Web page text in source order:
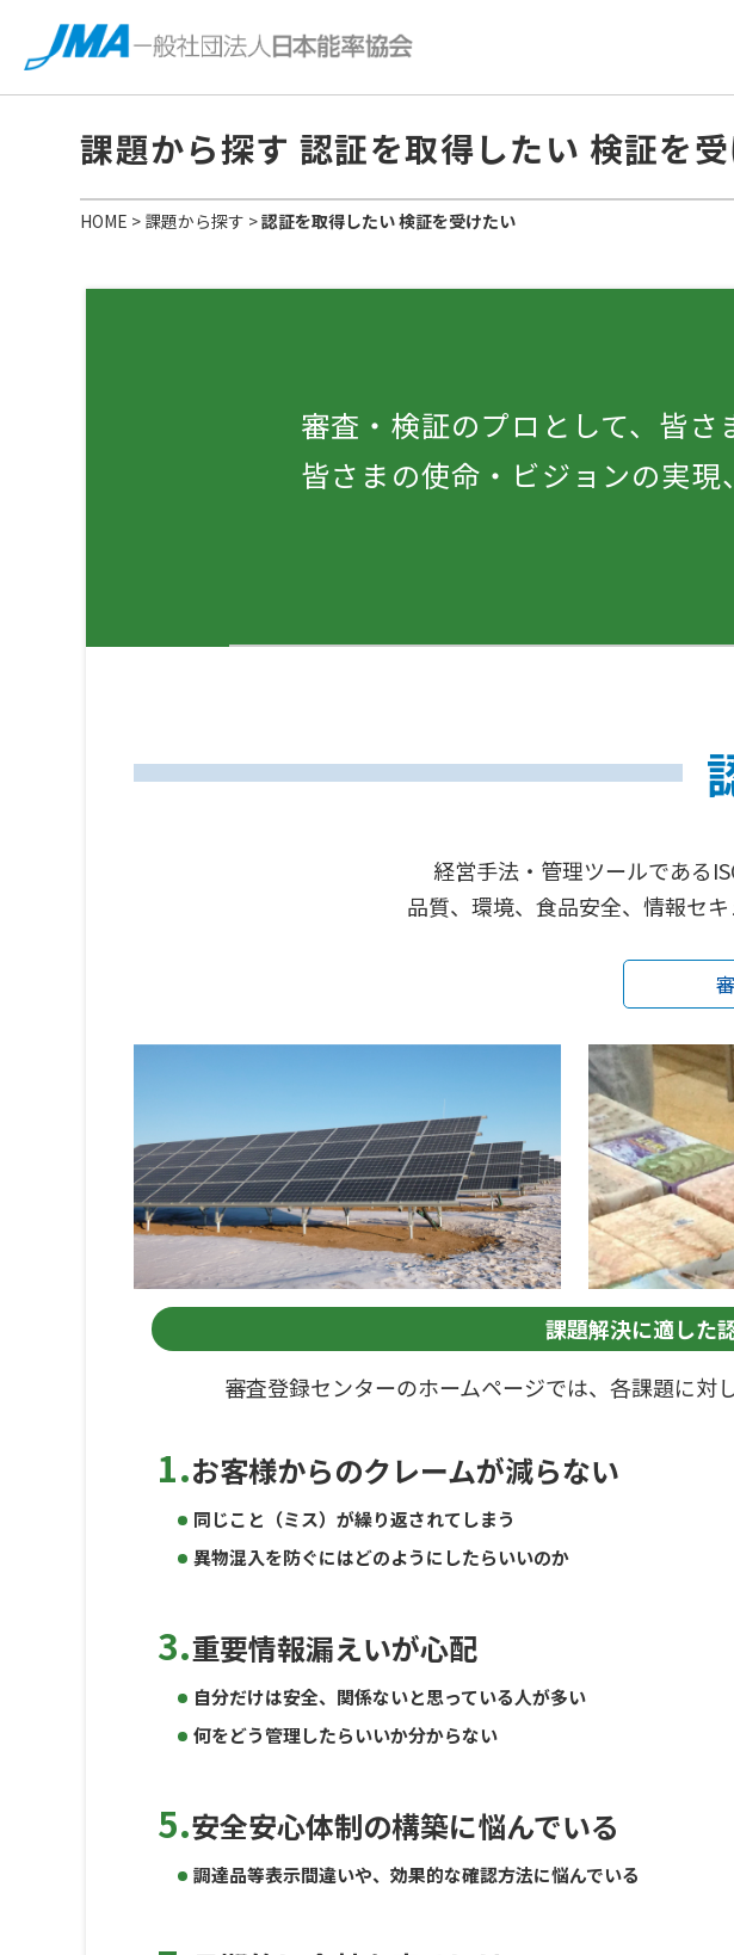
課題から探す 認証を取得したい 検証を
HOME > 課題から探す >認証を取得したい 検証を受けたい
審査・検証のプロとして、皆さ
皆さまの使命・ビジョンの実
経営手法・管理ツールである
品質、環境、食品安全、情報セ
課題解決に適した
審査登録センターのホームページでは、各課題に対
1.お客様からのクレームが減らない
同じこと（ミス）が繰り返されてしまう
異物混入を防ぐにはどのようにしたらいいのか
3.重要情報漏えいが心配
自分だけは安全、関係ないと思っている人が多い
何をどう管理したらいいか分からない
5.安全安心体制の構築に悩んでいる
調達品等表示間違いや、効果的な確認方法に悩んでいる